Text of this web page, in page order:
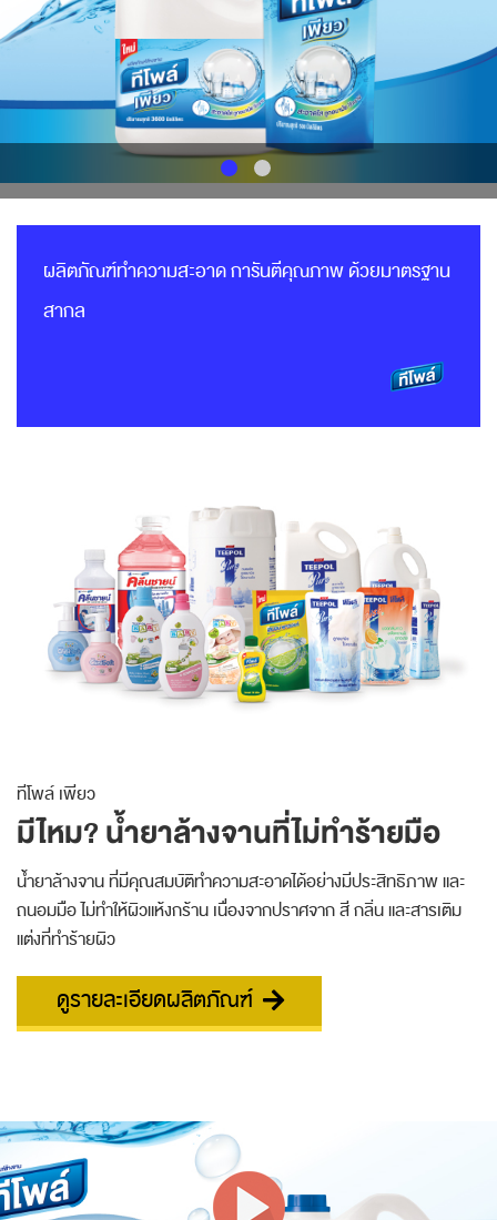
ผลิตภัณฑ์ทำความสะอาด การันตีคุณภาพ ด้วยมาตรฐาน
สากล
ทีโพล์ เพียว
มีไหม? น้ำยาล้างจานที่ไม่ทำร้ายมือ
น้ำยาล้างจาน ที่มีคุณสมบัติทำความสะอาดได้อย่างมีประสิทธิภาพ และ
ถนอมมือ ไม่ทำให้ผิวแห้งกร้าน เนื่องจากปราศจาก สี กลิ่น และสารเติม
แต่งที่ทำร้ายผิว
ดูรายละเอียดผลิตภัณฑ์